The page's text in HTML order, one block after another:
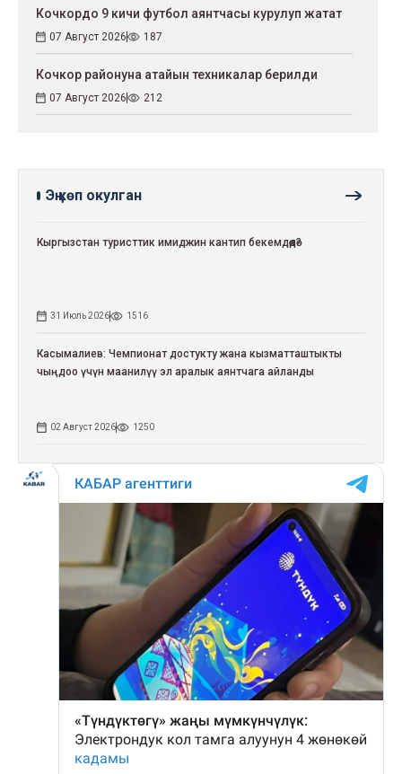
Кочкордо 9 кичи футбол аянтчасы курулуп жатат
07 Август 2026 187
Кочкор районуна атайын техникалар берилди
07 Август 2026 212
Эң көп окулган
Кыргызстан туристтик имиджин кантип бекемдөөдө?
31 Июль 2026 1516
Касымалиев: Чемпионат достукту жана кызматташтыкты
чыңдоо үчүн маанилүү эл аралык аянтчага айланды
02 Август 2026 1250